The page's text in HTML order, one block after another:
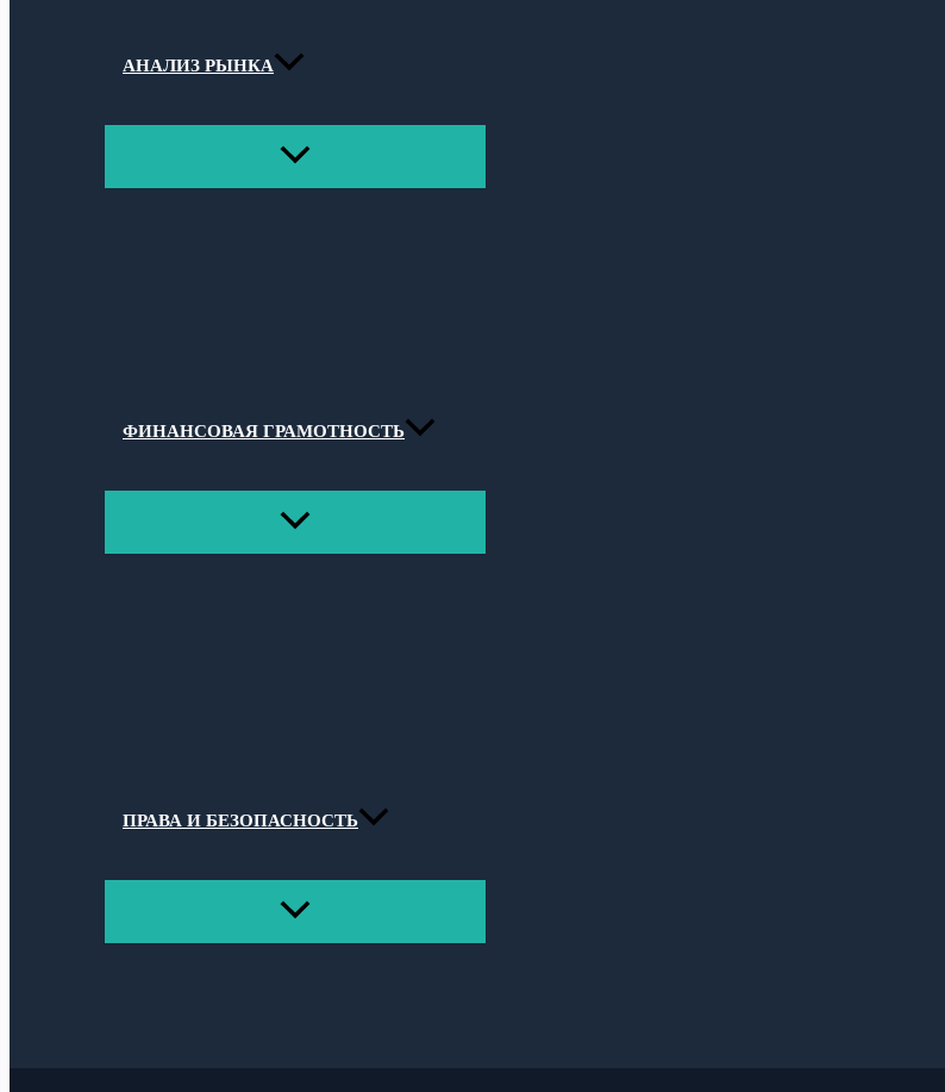
АНАЛИЗ РЫНКА
ПЕРЕКЛЮЧАТЕЛЬ
ФИНАНСОВАЯ ГРАМОТНОСТЬ
ПЕРЕКЛЮЧАТЕЛЬ
ПРАВА И БЕЗОПАСНОСТЬ
ПЕРЕКЛЮЧАТЕЛЬ